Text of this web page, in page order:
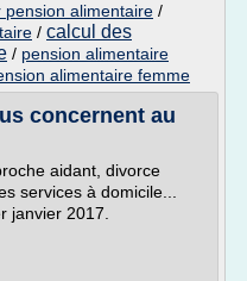
alimentaire /
/ calcul des
/ pension alimentaire
alimentaire femme
concernent au
aidant, divorce
services à domicile...
janvier 2017.